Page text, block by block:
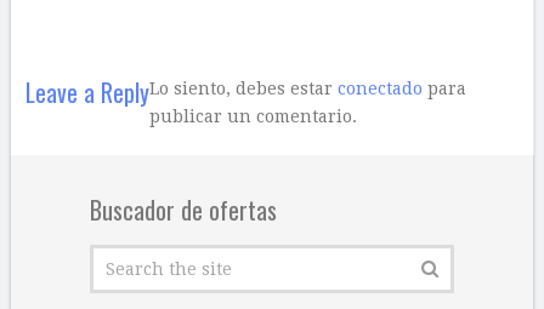
Leave a ReplyLo siento, debes estar conectado para
publicar un comentario.
Buscador de ofertas